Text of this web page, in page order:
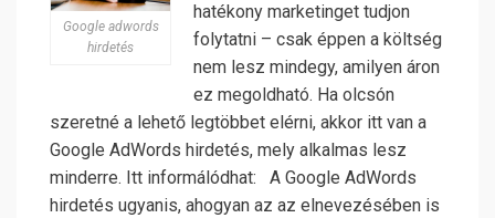
Google adwords
hirdetés
hatékony marketinget tudjon
folytatni – csak éppen a költség
nem lesz mindegy, amilyen áron
ez megoldható. Ha olcsón
szeretné a lehető legtöbbet elérni, akkor itt van a
Google AdWords hirdetés, mely alkalmas lesz
minderre. Itt informálódhat: A Google AdWords
hirdetés ugyanis, ahogyan az az elnevezésében is